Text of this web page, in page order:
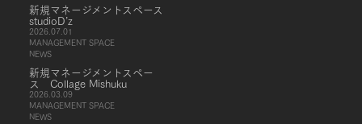
新規マネージメントスペース
studioD’z
2026.07.01
MANAGEMENT SPACE
NEWS
新規マネージメントスペー
ス Collage Mishuku
2026.03.09
MANAGEMENT SPACE
NEWS